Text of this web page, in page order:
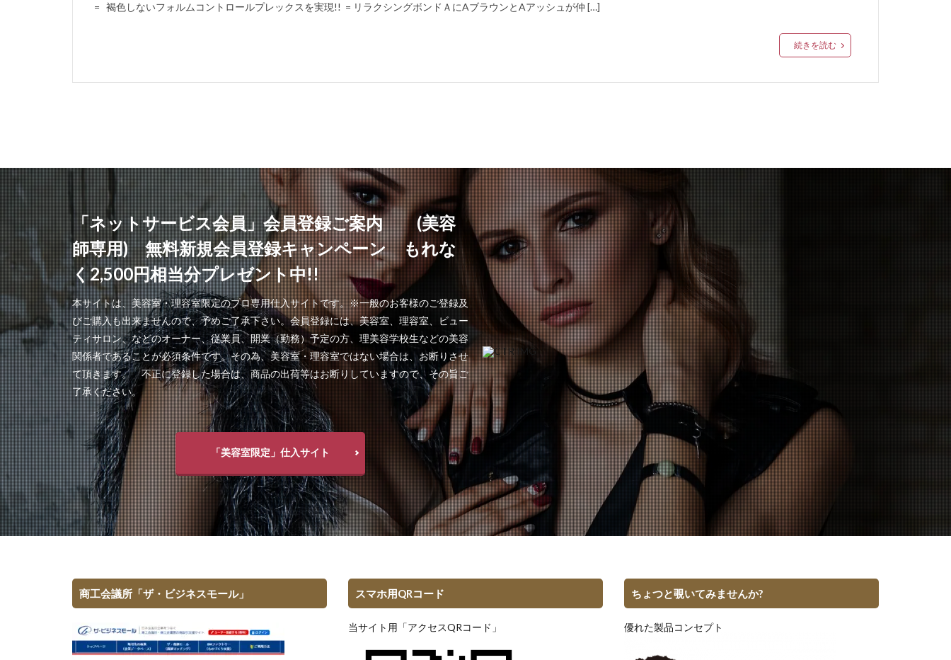
= 褐色しないフォルムコントロールプレックスを実現!! = リラクシングボンドＡにAブラウンとAアッシュが仲 […]
続きを読む
「ネットサービス会員」会員登録ご案内 (美容
師専用) 無料新規会員登録キャンペーン もれな
く2,500円相当分プレゼント中!!
本サイトは、美容室・理容室限定のプロ専用仕入サイトです。※一般のお客様のご登録及
びご購入も出来ませんので、予めご了承下さい。会員登録には、美容室、理容室、ビュー
ティサロン、などのオーナー、従業員、開業（勤務）予定の方、理美容学校生などの美容
関係者であることが必須条件です。その為、美容室・理容室ではない場合は、お断りさせ
て頂きます。 不正に登録した場合は、商品の出荷等はお断りしていますので、その旨ご
了承ください。
「美容室限定」仕入サイト
商工会議所「ザ・ビジネスモール」 スマホ用QRコード
当サイト用「アクセスQRコード」
ちょつと覗いてみませんか?
優れた製品コンセプト